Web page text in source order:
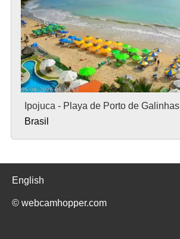
Ipojuca - Playa de Porto de Galinhas
Brasil
English
© webcamhopper.com